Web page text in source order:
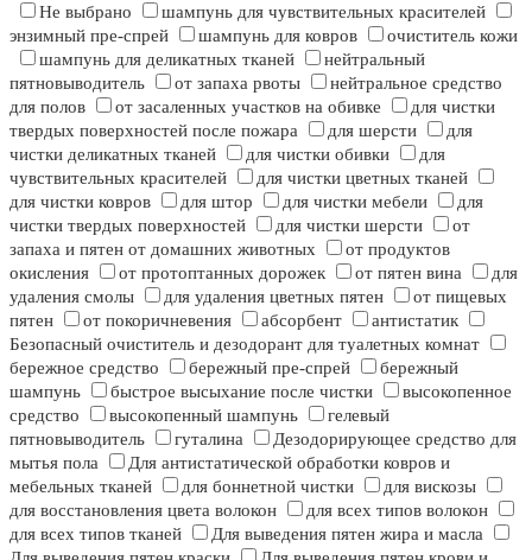
Не выбрано
шампунь для чувствительных красителей
энзимный пре-спрей
шампунь для ковров
очиститель кожи
шампунь для деликатных тканей
нейтральный
пятновыводитель
от запаха рвоты
нейтральное средство
для полов
от засаленных участков на обивке
для чистки
твердых поверхностей после пожара
для шерсти
для
чистки деликатных тканей
для чистки обивки
для
чувствительных красителей
для чистки цветных тканей
для чистки ковров
для штор для чистки мебели
для
чистки твердых поверхностей
для чистки шерсти
от
запаха и пятен от домашних животных
от продуктов
окисления
от протоптанных дорожек от пятен вина
для
удаления смолы
для удаления цветных пятен
от пищевых
пятен
от покоричневения абсорбент
антистатик
Безопасный очиститель и дезодорант для туалетных комнат
бережное средство
бережный пре-спрей
бережный
шампунь
быстрое высыхание после чистки
высокопенное
средство
высокопенный шампунь
гелевый
пятновыводитель
гуталина
Дезодорирующее средство для
мытья пола
Для антистатической обработки ковров и
мебельных тканей
для боннетной чистки
для вискозы
для восстановления цвета волокон
для всех типов волокон
для всех типов тканей
Для выведения пятен жира и масла